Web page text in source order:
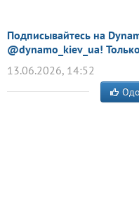
Подписывайтесь на
@dynamo_kiev_ua!
13.06.2026, 14:52